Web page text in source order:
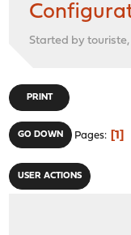
Started by touriste,
PRINT
GO DOWN Pages 1
USER ACTIONS